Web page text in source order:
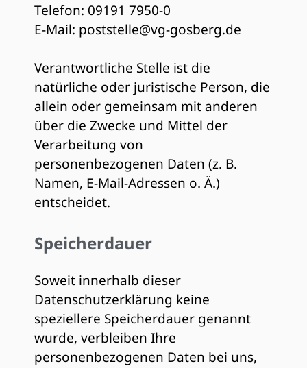
Telefon: 09191 7950-0
E-Mail: poststelle@vg-gosberg.de
Verantwortliche Stelle ist die
natürliche oder juristische Person, die
allein oder gemeinsam mit anderen
über die Zwecke und Mittel der
Verarbeitung von
personenbezogenen Daten (z. B.
Namen, E-Mail-Adressen o. Ä.)
entscheidet.
Speicherdauer
Soweit innerhalb dieser
Datenschutzerklärung keine
speziellere Speicherdauer genannt
wurde, verbleiben Ihre
personenbezogenen Daten bei uns,